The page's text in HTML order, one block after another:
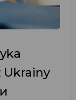
Ukrainy